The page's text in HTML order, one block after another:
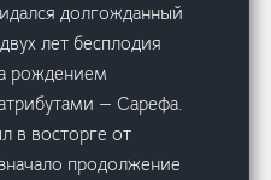
долгожданный
лет бесплодия
рождением
— Сарефа.
в восторге от
продолжение